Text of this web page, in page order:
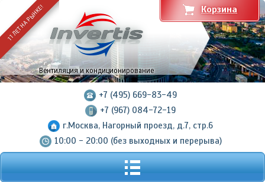
11 ЛЕТ НА РЫНКЕ!
Вентиляция и кондиционирование
+7 (495) 669-83-49
+7 (967) 084-72-19
г.Москва, Нагорный проезд, д.7, стр.6
10:00 - 20:00 (без выходных и перерыва)
Корзина